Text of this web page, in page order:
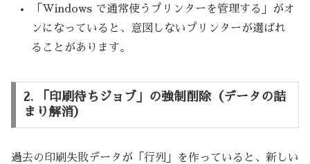
「Windows で通常使うプリンターを管理する」がオ
ンになっていると、意図しないプリンターが選ばれ
ることがあります。
2. 「印刷待ちジョブ」の強制削除（データの詰
まり解消）
過去の印刷失敗データが「行列」を作っていると、新しい